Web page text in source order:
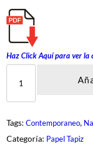
Haz Click Aquí para ver la
P
a
n
t
Tags: Contemporaneo,
Categoría: Papel Tapiz